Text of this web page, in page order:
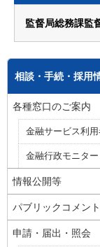
監督局総務課監
相談・手続・採用
各種窓口のご案内
金融サービス利
金融行政モニター
情報公開等
パブリックコメント
申請・届出・照会